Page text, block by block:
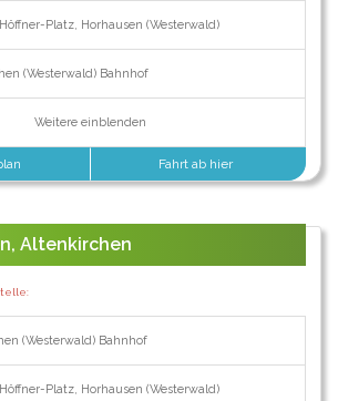
Platz, Horhausen (Westerwald)
(Westerwald) Bahnhof
Weitere einblenden
Fahrt ab hier
Altenkirchen
(Westerwald) Bahnhof
Platz, Horhausen (Westerwald)